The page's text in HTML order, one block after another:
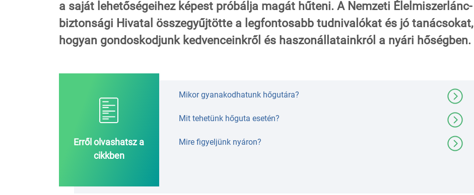
a saját lehetőségeihez képest próbálja magát hűteni. A Nemzeti Élelmiszerlánc-
biztonsági Hivatal összegyűjtötte a legfontosabb tudnivalókat és jó tanácsokat,
hogyan gondoskodjunk kedvenceinkről és haszonállatainkról a nyári hőségben.
Erről olvashatsz a
cikkben
Mikor gyanakodhatunk hőgutára?
Mit tehetünk hőguta esetén?
Mire figyeljünk nyáron?